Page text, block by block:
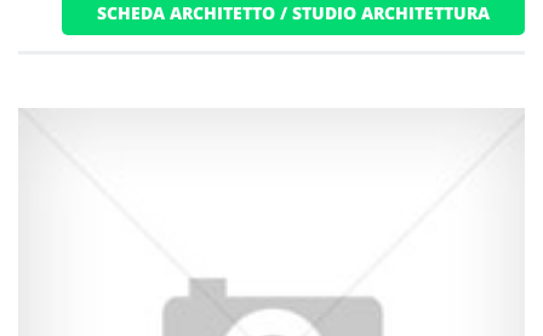
SCHEDA ARCHITETTO / STUDIO ARCHITETTURA